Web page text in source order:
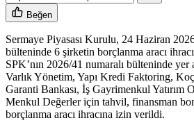
Beğen
Sermaye Piyasası Kurulu, 24 Haziran
bülteninde 6 şirketin borçlanma aracı
SPK’nın 2026/41 numaralı bülteninde
Varlık Yönetim, Yapı Kredi Faktoring,
Garanti Bankası, İş Gayrimenkul Yatırım
Menkul Değerler için tahvil, finansman
borçlanma aracı ihracına izin verildi.